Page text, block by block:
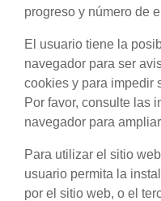
progreso y número de
El usuario tiene la
navegador para ser
cookies y para impedir
Por favor, consulte las
navegador para
Para utilizar el sitio
usuario permita la
por el sitio web, o el